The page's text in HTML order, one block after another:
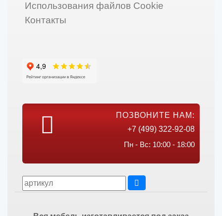
Использования файлов Cookie
Контакты
ПОЗВОНИТЕ НАМ:
+7 (499) 322-92-08
Пн - Вс: 10:00 - 18:00